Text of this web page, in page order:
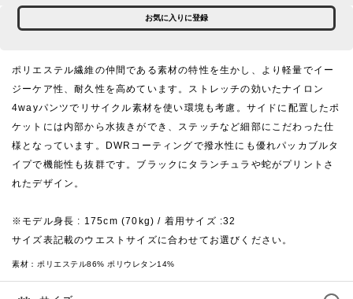
お気に入りに登録
ポリエステル繊維の仲間である素材の特性を生かし、より軽量でイー
ジーケア性、耐久性を高めています。ストレッチの効いたナイロン
4wayパンツでリサイクル素材を使い環境も考慮。サイドに配置したポ
ケットには内部から水抜きができ、ステッチなど細部にこだわった仕
様となっています。DWRコーティングで撥水性にも優れパッカブルタ
イプで機能性も抜群です。ブラックにタランチュラや蛇がプリントさ
れたデザイン。
※モデル身長 : 175cm (70kg) / 着用サイズ :32
サイズ表記載のウエストサイズに合わせてお選びください。
素材： ポリエステル86% ポリウレタン14%